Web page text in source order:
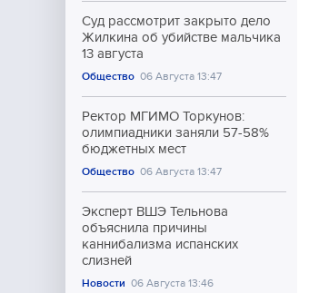
Культура
Суд рассмотрит закрыто дело
Жилкина об убийстве мальчика
13 августа
Общество 06 Августа 13:47
Ректор МГИМО Торкунов:
олимпиадники заняли 57-58%
бюджетных мест
Общество 06 Августа 13:47
Эксперт ВШЭ Тельнова
объяснила причины
каннибализма испанских
слизней
Новости 06 Августа 13:46